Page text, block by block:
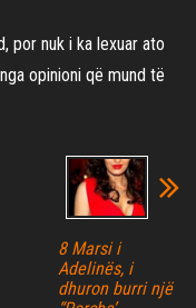
por nuk i ka lexuar ato
opinioni që mund të
8 Marsi i
Adelinës, i
dhuron burri një